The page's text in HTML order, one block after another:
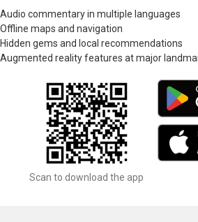
Audio commentary in multiple languages
Offline maps and navigation
Hidden gems and local recommendations
Augmented reality features at major
Scan to download the app